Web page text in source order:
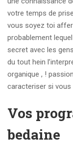
votre temps de
vous soyez toi
probablement
secret avec les
du tout hein
organique , !
caracteriser si vous
Vos
bedaine